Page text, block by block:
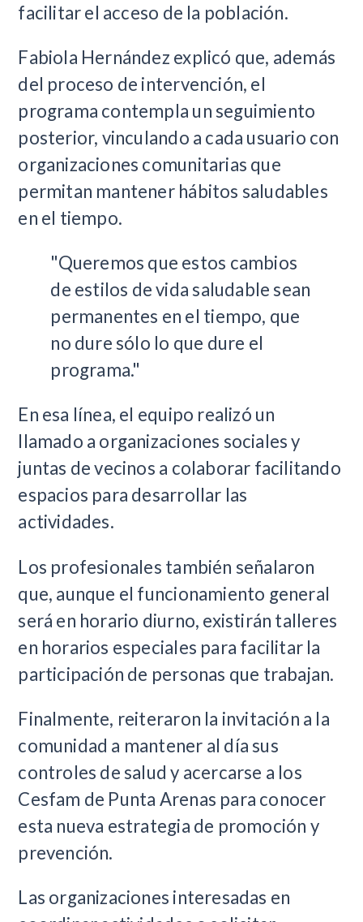
facilitar el acceso de la población.
Fabiola Hernández explicó que, además
del proceso de intervención, el
programa contempla un seguimiento
posterior, vinculando a cada usuario con
organizaciones comunitarias que
permitan mantener hábitos saludables
en el tiempo.
"Queremos que estos cambios
de estilos de vida saludable sean
permanentes en el tiempo, que
no dure sólo lo que dure el
programa."
En esa línea, el equipo realizó un
llamado a organizaciones sociales y
juntas de vecinos a colaborar facilitando
espacios para desarrollar las
actividades.
Los profesionales también señalaron
que, aunque el funcionamiento general
será en horario diurno, existirán talleres
en horarios especiales para facilitar la
participación de personas que trabajan.
Finalmente, reiteraron la invitación a la
comunidad a mantener al día sus
controles de salud y acercarse a los
Cesfam de Punta Arenas para conocer
esta nueva estrategia de promoción y
prevención.
Las organizaciones interesadas en